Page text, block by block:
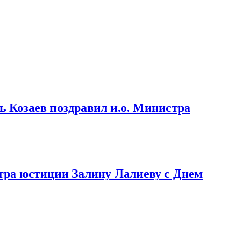
поздравил и.о. Министра
юстиции Залину Лалиеву с Днем